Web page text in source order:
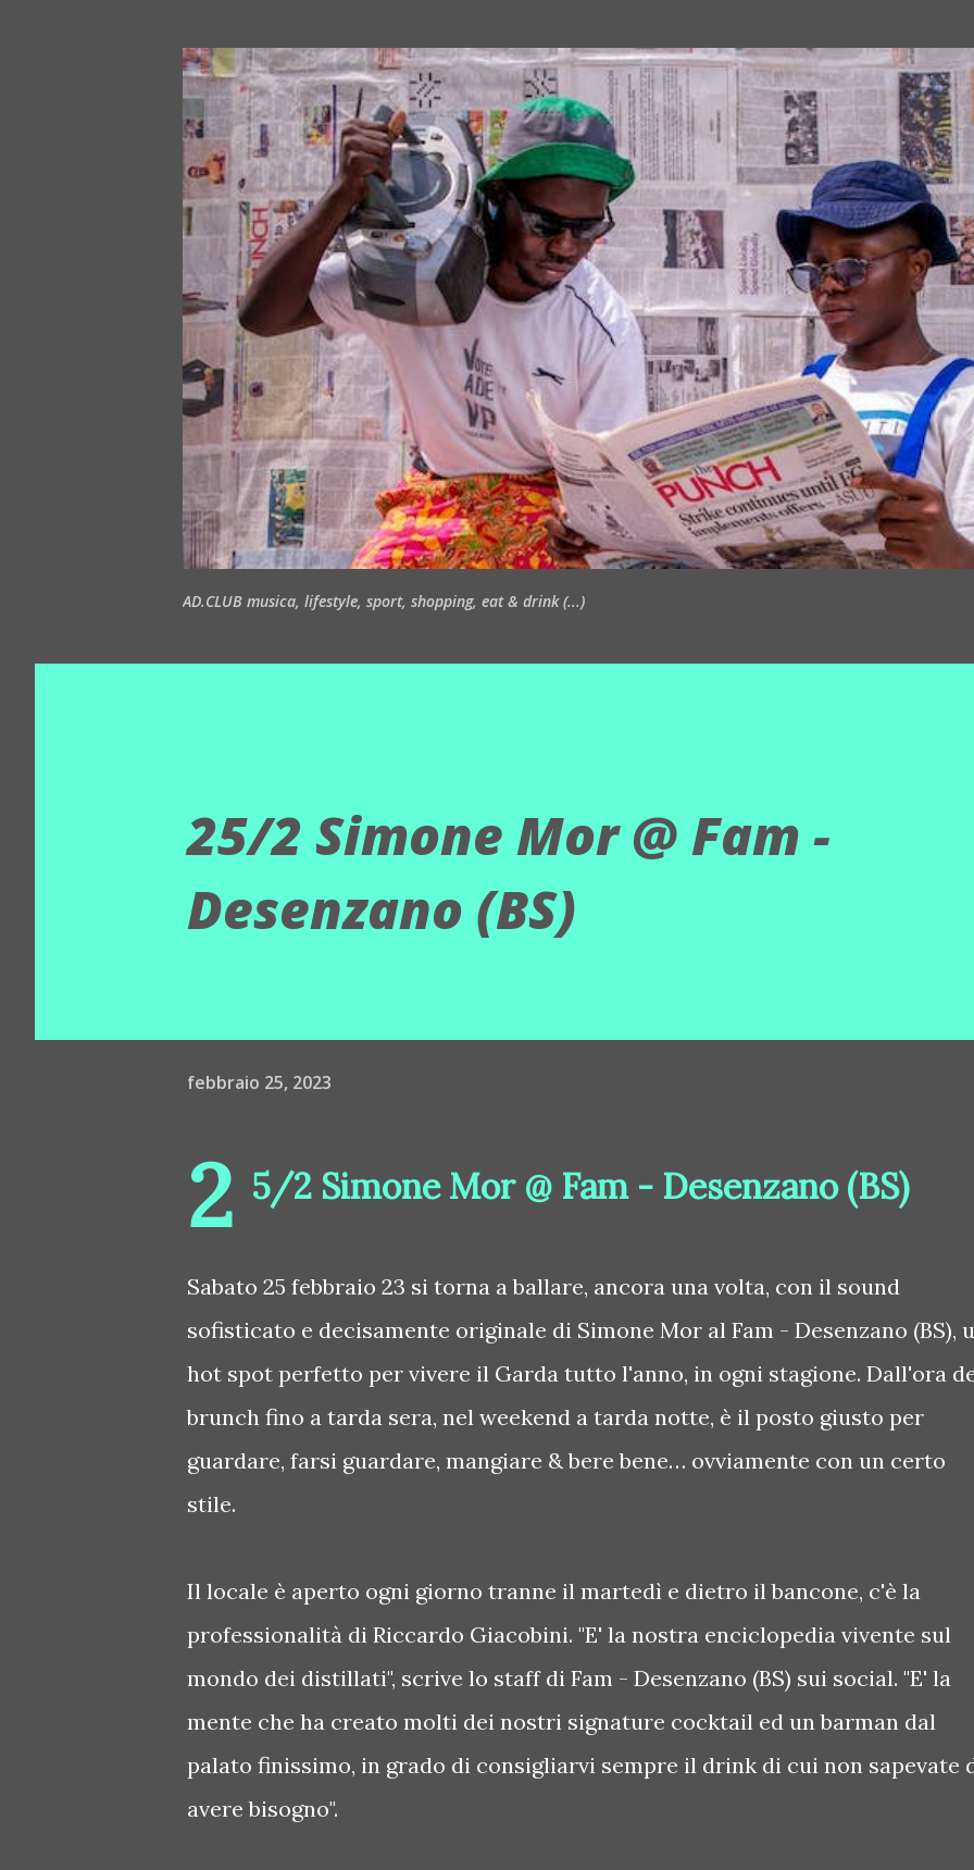
AD.CLUB musica, lifestyle, sport, shopping, eat & drink (...)
25/2 Simone Mor @ Fam -
Desenzano (BS)
febbraio 25, 2023
2 5/2 Simone Mor @ Fam - Desenzano (BS)
Sabato 25 febbraio 23 si torna a ballare, ancora una volta, con il sound
sofisticato e decisamente originale di Simone Mor al Fam - Desenzano (BS),
hot spot perfetto per vivere il Garda tutto l'anno, in ogni stagione. Dall'ora
brunch fino a tarda sera, nel weekend a tarda notte, è il posto giusto per
guardare, farsi guardare, mangiare & bere bene… ovviamente con un certo
stile.
Il locale è aperto ogni giorno tranne il martedì e dietro il bancone, c'è la
professionalità di Riccardo Giacobini. "E' la nostra enciclopedia vivente sul
mondo dei distillati", scrive lo staff di Fam - Desenzano (BS) sui social. "E' la
mente che ha creato molti dei nostri signature cocktail ed un barman dal
palato finissimo, in grado di consigliarvi sempre il drink di cui non sapevate
avere bisogno".